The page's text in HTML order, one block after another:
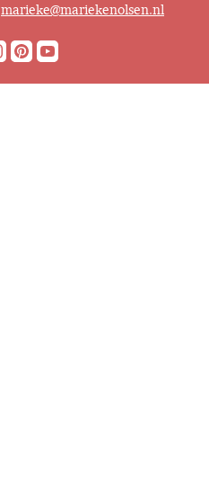
marieke@mariekenolsen.nl